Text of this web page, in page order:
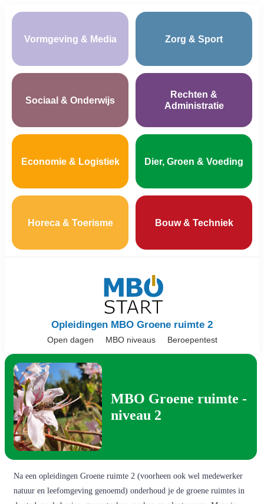
Vormgeving & Media Zorg & Sport
Sociaal & Onderwijs
Rechten &
Administratie
Economie & Logistiek Dier, Groen & Voeding
Horeca & Toerisme Bouw & Techniek
Opleidingen MBO Groene ruimte 2
Open dagen MBO niveaus Beroepentest
MBO Groene ruimte -
niveau 2
Na een opleidingen Groene ruimte 2 (voorheen ook wel medewerker
natuur en leefomgeving genoemd) onderhoud je de groene ruimtes in